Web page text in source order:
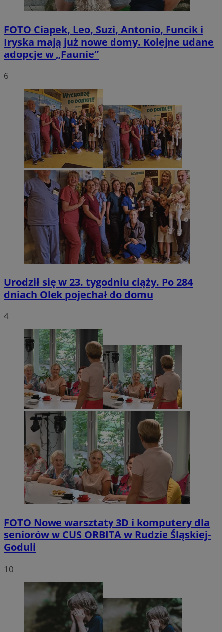
FOTO Ciapek, Leo, Suzi, Antonio, Funcik i
Iryska mają już nowe domy. Kolejne udane
adopcje w „Faunie”
6
Urodził się w 23. tygodniu ciąży. Po 284
dniach Olek pojechał do domu
4
FOTO Nowe warsztaty 3D i komputery dla
seniorów w CUS ORBITA w Rudzie Śląskiej-
Goduli
10